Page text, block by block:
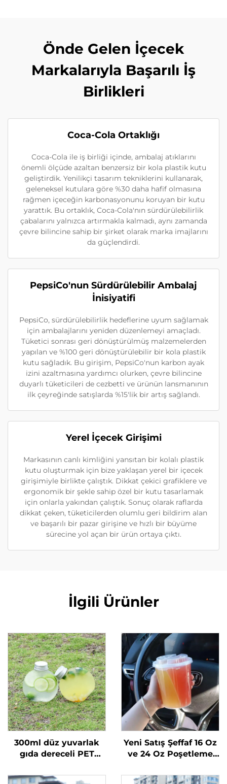
Önde Gelen İçecek
Markalarıyla Başarılı İş
Birlikleri
Coca-Cola Ortaklığı
Coca-Cola ile iş birliği içinde, ambalaj atıklarını
önemli ölçüde azaltan benzersiz bir kola plastik kutu
geliştirdik. Yenilikçi tasarım tekniklerini kullanarak,
geleneksel kutulara göre %30 daha hafif olmasına
rağmen içeceğin karbonasyonunu koruyan bir kutu
yarattık. Bu ortaklık, Coca-Cola'nın sürdürülebilirlik
çabalarını yalnızca artırmakla kalmadı, aynı zamanda
çevre bilincine sahip bir şirket olarak marka imajlarını
da güçlendirdi.
PepsiCo'nun Sürdürülebilir Ambalaj
İnisiyatifi
PepsiCo, sürdürülebilirlik hedeflerine uyum sağlamak
için ambalajlarını yeniden düzenlemeyi amaçladı.
Tüketici sonrası geri dönüştürülmüş malzemelerden
yapılan ve %100 geri dönüştürülebilir bir kola plastik
kutu sağladık. Bu girişim, PepsiCo'nun karbon ayak
izini azaltmasına yardımcı olurken, çevre bilincine
duyarlı tüketicileri de cezbetti ve ürünün lansmanının
ilk çeyreğinde satışlarda %15'lik bir artış sağlandı.
Yerel İçecek Girişimi
Markasının canlı kimliğini yansıtan bir kolalı plastik
kutu oluşturmak için bize yaklaşan yerel bir içecek
girişimiyle birlikte çalıştık. Dikkat çekici grafiklere ve
ergonomik bir şekle sahip özel bir kutu tasarlamak
için onlarla yakından çalıştık. Sonuç olarak raflarda
dikkat çeken, tüketicilerden olumlu geri bildirim alan
ve başarılı bir pazar girişine ve hızlı bir büyüme
sürecine yol açan bir ürün ortaya çıktı.
İlgili Ürünler
300ml düz yuvarlak
gıda dereceli PET
plastik ambalaj şişesi
Yeni Satış Şeffaf 16 Oz
ve 24 Oz Poşetleme
Kapaklar ve Pipetlerle